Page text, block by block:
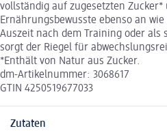
vollständig auf zugesetzten
Ernährungsbewusste ebenso an
Auszeit nach dem Training oder als
sorgt der Riegel für
*Enthält von Natur aus Zucker.
dm-Artikelnummer: 3068617
GTIN 4250519677033
Zutaten